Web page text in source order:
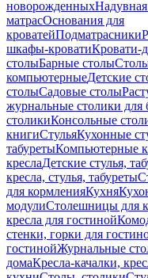
новорожденных
матрасОснования для
кроватейПодматрасники
шкафы-кроватиКровати-
столыБарные столы
компьютерныеДетские
столыСадовые столы
журнальные столики для
столикиКонсольные
книгиСтульяКухонные
табуретыКомпьютерные
креслаДетские стулья,
кресла, стулья, табуреты
для кормленияКухня
модулиСтолешницы для
кресла для гостиной
стенки, горки для
гостинойЖурнальные
домаКресла-качалки,